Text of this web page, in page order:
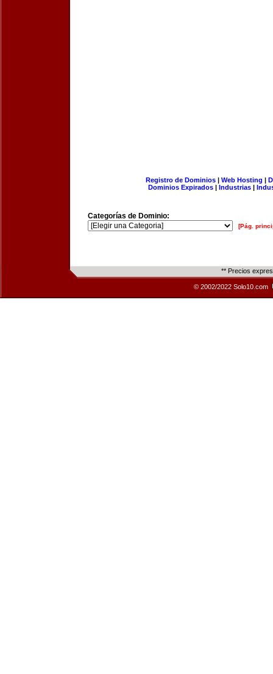
Registro de Dominios| Web Hosting |
Dominios Expirados | Industrias |
Categorías de Dominio:
[Pág.
** Precios
© 2002/2022 Solo10.com